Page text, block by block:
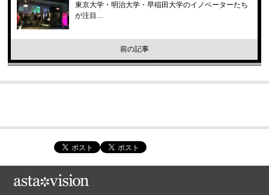
東京大学・明治大学・早稲田大学のイノベーターたち
が注目…
前の記事